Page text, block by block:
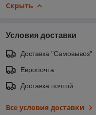
Скрыть
Условия доставки
Доставка "Самовывоз"
Европочта
Доставка почтой
Все условия доставки